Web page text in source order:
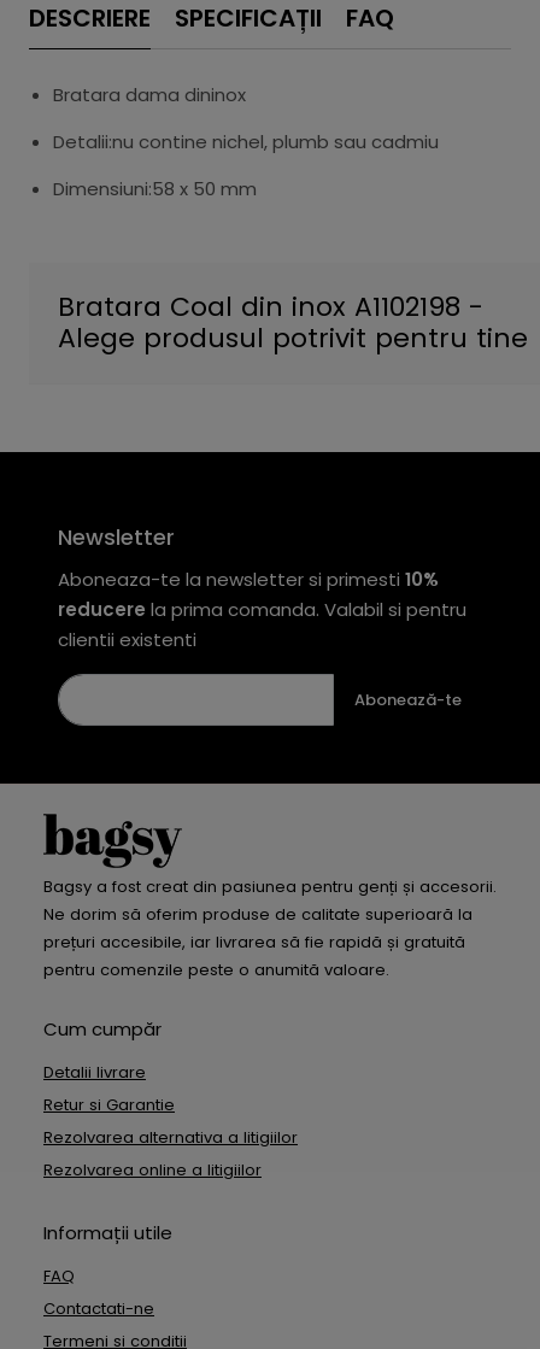
DESCRIERE SPECIFICAȚII FAQ
Bratara dama dininox
Detalii:nu contine nichel, plumb sau cadmiu
Dimensiuni:58 x 50 mm
Bratara Coal din inox A1102198 -
Alege produsul potrivit pentru tine
Newsletter
Aboneaza-te la newsletter si primesti 10%
reducere la prima comanda. Valabil si pentru
clientii existenti
Abonează-te
Bagsy a fost creat din pasiunea pentru genți și accesorii.
Ne dorim să oferim produse de calitate superioară la
prețuri accesibile, iar livrarea să fie rapidă și gratuită
pentru comenzile peste o anumită valoare.
Cum cumpăr
Detalii livrare
Retur si Garantie
Rezolvarea alternativa a litigiilor
Rezolvarea online a litigiilor
Informații utile
FAQ
Contactati-ne
Termeni si conditii